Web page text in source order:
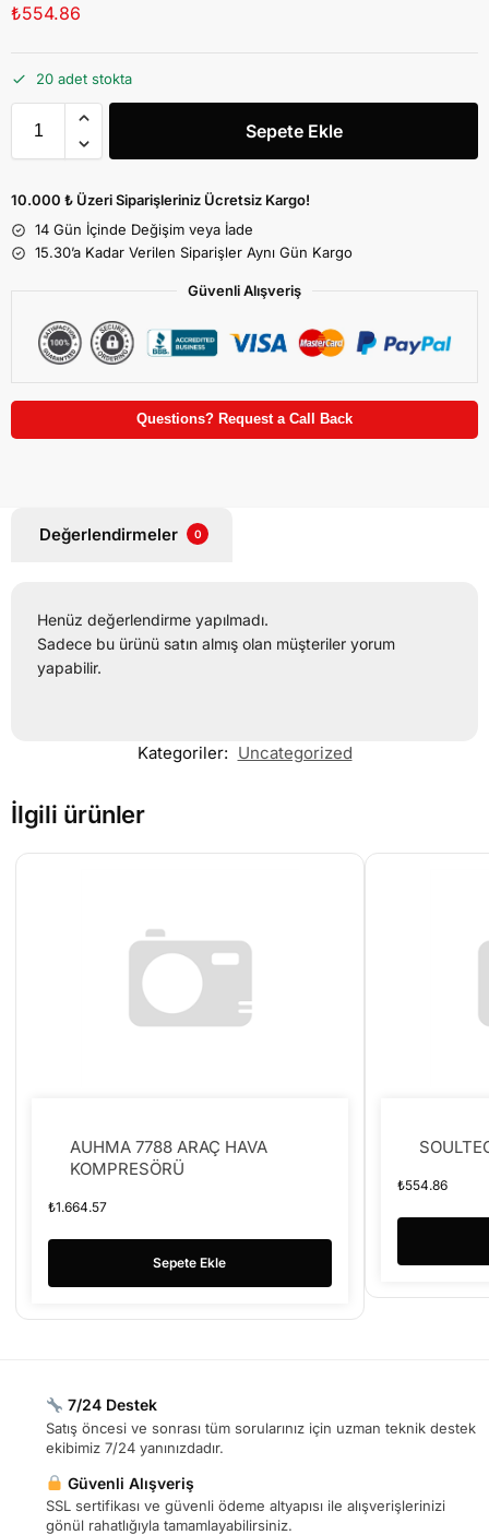
₺554.86
20 adet stokta
Sepete Ekle
10.000 ₺ Üzeri Siparişleriniz Ücretsiz Kargo!
14 Gün İçinde Değişim veya İade
15.30’a Kadar Verilen Siparişler Aynı Gün Kargo
Güvenli Alışveriş
Questions? Request a Call Back
Değerlendirmeler 0
Henüz değerlendirme yapılmadı.
Sadece bu ürünü satın almış olan müşteriler yorum
yapabilir.
Kategoriler: Uncategorized
İlgili ürünler
AUHMA 7788 ARAÇ HAVA
KOMPRESÖRÜ
₺1.664.57
Sepete Ekle
₺554.86
7/24 Destek
Satış öncesi ve sonrası tüm sorularınız için uzman teknik destek
ekibimiz 7/24 yanınızdadır.
Güvenli Alışveriş
SSL sertifikası ve güvenli ödeme altyapısı ile alışverişlerinizi
gönül rahatlığıyla tamamlayabilirsiniz.